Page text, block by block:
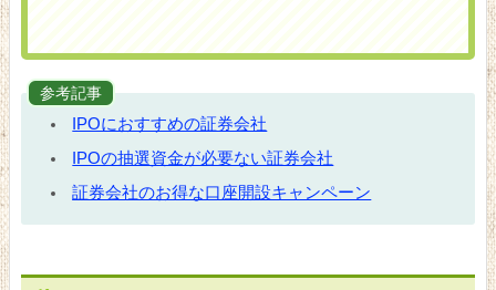
参考記事
IPOにおすすめの証券会社
IPOの抽選資金が必要ない証券会社
証券会社のお得な口座開設キャンペーン